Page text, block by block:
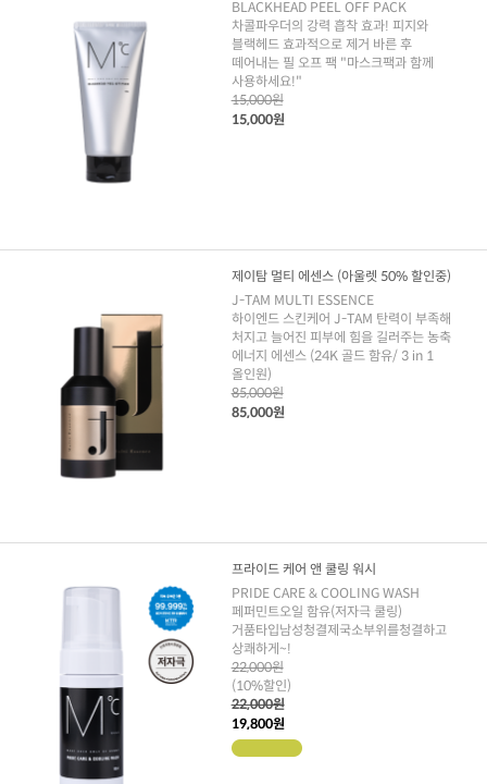
BLACKHEAD PEEL OFF PACK
차콜파우더의 강력 흡착 효과! 피지와
블랙헤드 효과적으로 제거 바른 후
떼어내는 필 오프 팩 "마스크팩과 함께
사용하세요!"
15,000원
15,000원
제이탐 멀티 에센스 (아울렛 50% 할인중)
J-TAM MULTI ESSENCE
하이엔드 스킨케어 J-TAM 탄력이 부족해
처지고 늘어진 피부에 힘을 길러주는 농축
에너지 에센스 (24K 골드 함유/ 3 in 1
올인원)
85,000원
85,000원
프라이드 케어 앤 쿨링 워시
PRIDE CARE & COOLING WASH
페퍼민트오일 함유(저자극 쿨링)
거품타입남성청결제국소부위를청결하고
상쾌하게~!
22,000원
(10%할인)
22,000원
19,800원